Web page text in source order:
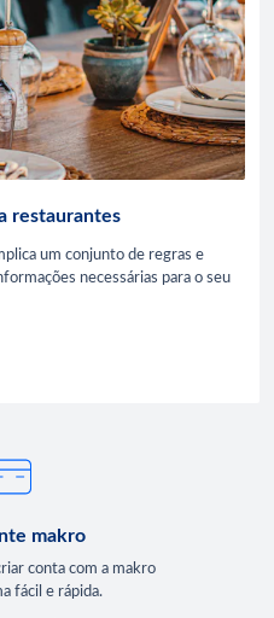
restaurantes
um conjunto de regras e
necessárias para o seu
makro
conta com a makro
fácil e rápida.